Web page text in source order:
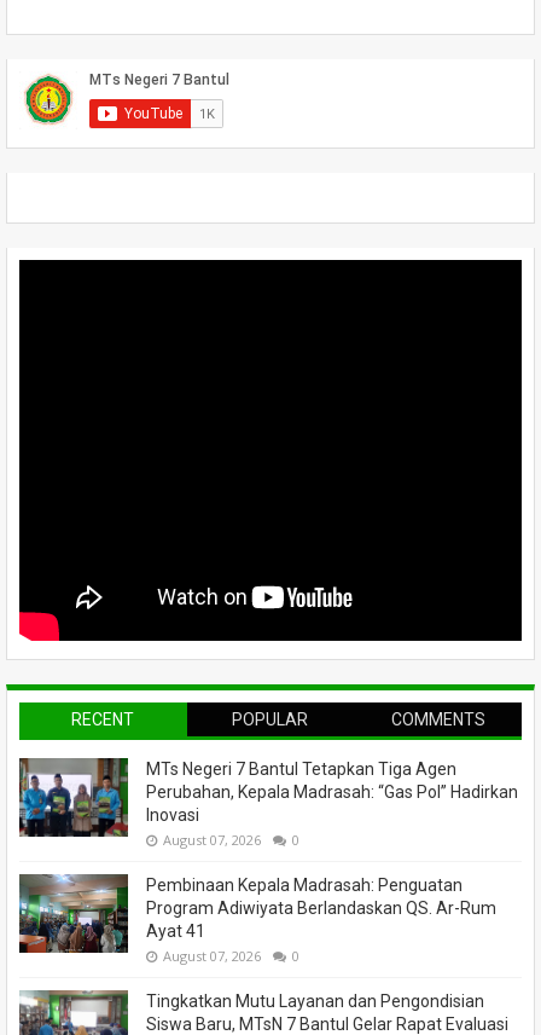
RECENT POPULAR COMMENTS
MTs Negeri 7 Bantul Tetapkan Tiga Agen
Perubahan, Kepala Madrasah: “Gas Pol” Hadirkan
Inovasi
August 07, 2026 0
Pembinaan Kepala Madrasah: Penguatan
Program Adiwiyata Berlandaskan QS. Ar-Rum
Ayat 41
August 07, 2026 0
Tingkatkan Mutu Layanan dan Pengondisian
Siswa Baru, MTsN 7 Bantul Gelar Rapat Evaluasi